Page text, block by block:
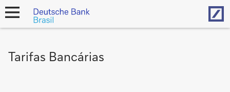
open
navigation
Tarifas Bancárias